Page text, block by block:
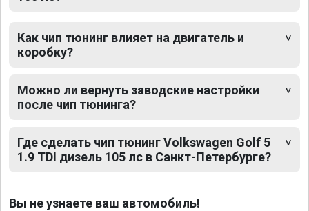
Как чип тюнинг влияет на двигатель и
коробку?
Можно ли вернуть заводские настройки
после чип тюнинга?
Где сделать чип тюнинг Volkswagen Golf 5
1.9 TDI дизель 105 лс в Санкт-Петербурге?
Вы не узнаете ваш автомобиль!